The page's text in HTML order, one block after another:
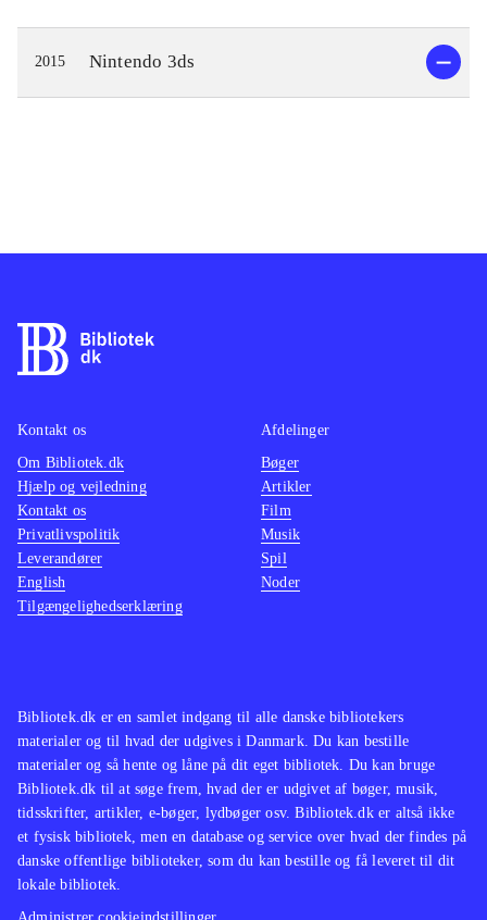
2015 Nintendo 3ds
Bibliotek.dk er en samlet indgang til alle danske bibliotekers
materialer og til hvad der udgives i Danmark. Du kan bestille
materialer og så hente og låne på dit eget bibliotek. Du kan bruge
Bibliotek.dk til at søge frem, hvad der er udgivet af bøger, musik,
tidsskrifter, artikler, e-bøger, lydbøger osv. Bibliotek.dk er altså ikke
et fysisk bibliotek, men en database og service over hvad der findes på
danske offentlige biblioteker, som du kan bestille og få leveret til dit
lokale bibliotek.
Kontakt os
Om Bibliotek.dk
Hjælp og vejledning
Kontakt os
Privatlivspolitik
Leverandører
English
Tilgængelighedserklæring
Afdelinger
Bøger
Artikler
Film
Musik
Spil
Noder